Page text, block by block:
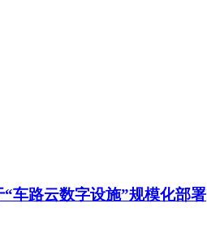
车路云数字设施”规模化部署